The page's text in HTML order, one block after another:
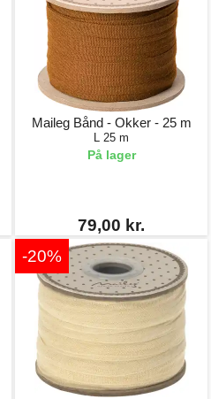
Maileg Bånd - Okker - 25 m
L 25 m
På lager
79,00 kr.
-20%